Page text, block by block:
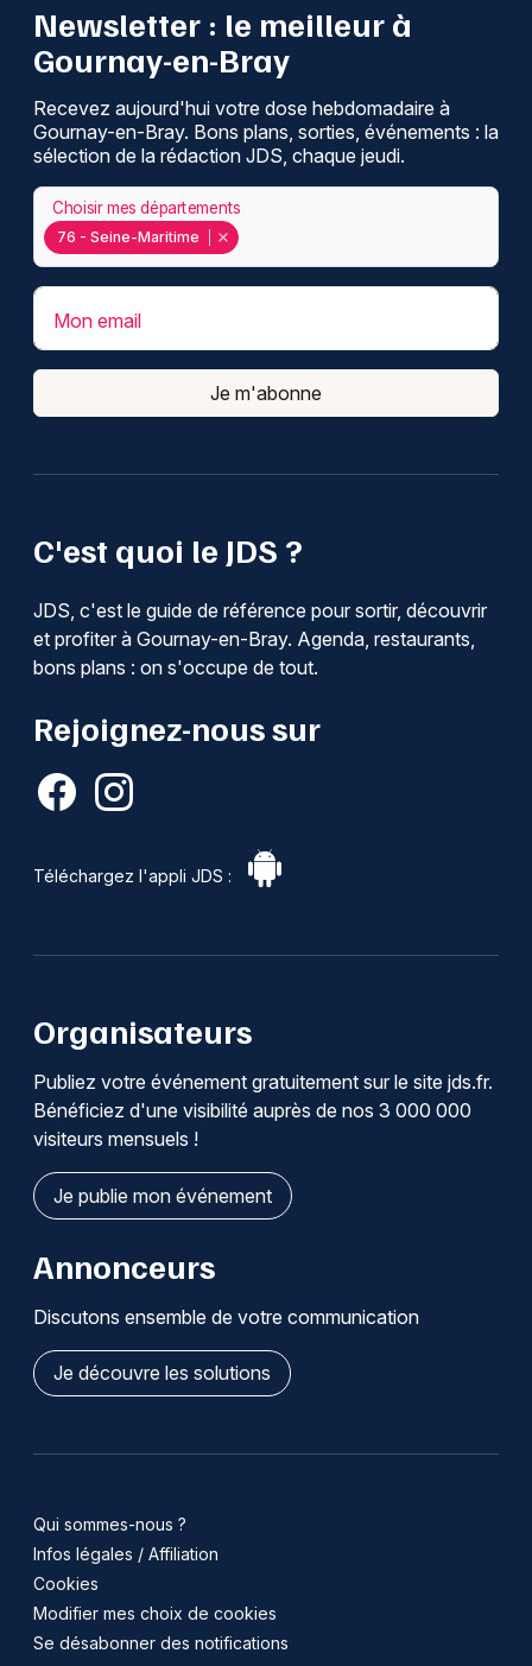
C'est quoi le JDS ?
JDS, c'est le guide de référence pour sortir, découvrir
et profiter à Gournay-en-Bray. Agenda, restaurants,
bons plans : on s'occupe de tout.
Rejoignez-nous sur
Téléchargez l'appli JDS :
Newsletter : le meilleur à
Gournay-en-Bray
Recevez aujourd'hui votre dose hebdomadaire à
Gournay-en-Bray. Bons plans, sorties, événements : la
sélection de la rédaction JDS, chaque jeudi.
76 - Seine-Maritime
Choisir mes départements
Mon email
Je m'abonne
Organisateurs
Publiez votre événement gratuitement sur le site jds.fr.
Bénéficiez d'une visibilité auprès de nos 3 000 000
visiteurs mensuels !
Je publie mon événement
Annonceurs
Discutons ensemble de votre communication
Je découvre les solutions
Qui sommes-nous ?
Infos légales / Affiliation
Cookies
Modifier mes choix de cookies
Se désabonner des notifications